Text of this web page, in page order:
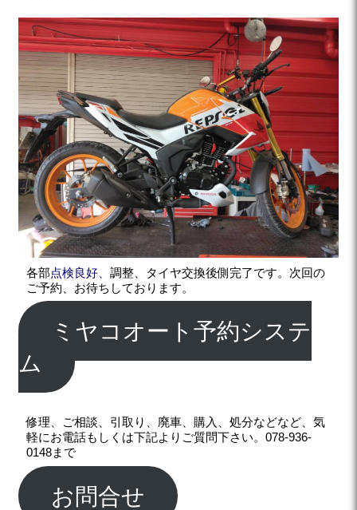
各部点検良好、調整、タイヤ交換後側完了です。次回の
ご予約、お待ちしております。
ミヤコオート予約システ
ム
修理、ご相談、引取り、廃車、購入、処分などなど、気
軽にお電話もしくは下記よりご質問下さい。078-936-
0148まで
お問合せ